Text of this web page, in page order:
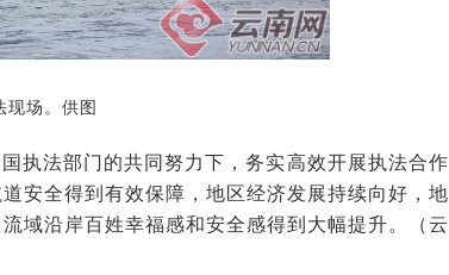
现场。供图
执法部门的共同努力下，务实高效开展执法合作
安全得到有效保障，地区经济发展持续向好，地
域沿岸百姓幸福感和安全感得到大幅提升。
（云